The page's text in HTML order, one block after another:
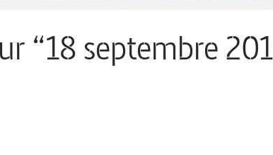
“18 septembre